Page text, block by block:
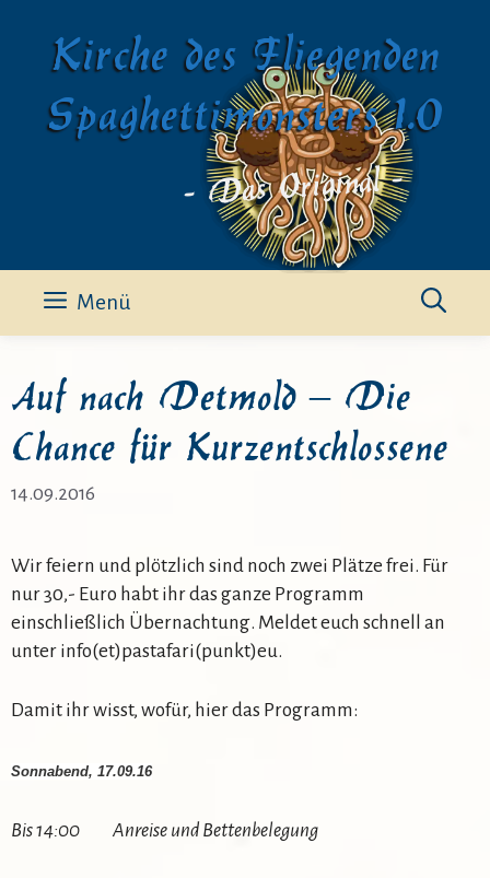
springenKirche des Fliegenden
Spaghettimonsters 1.0
- Das Original -
Menü
Auf nach Detmold – Die
Chance für Kurzentschlossene
14.09.2016
Wir feiern und plötzlich sind noch zwei Plätze frei. Für
nur 30,- Euro habt ihr das ganze Programm
einschließlich Übernachtung. Meldet euch schnell an
unter info(et)pastafari(punkt)eu.
Damit ihr wisst, wofür, hier das Programm:
Sonnabend, 17.09.16
Bis 14:00 Anreise und Bettenbelegung